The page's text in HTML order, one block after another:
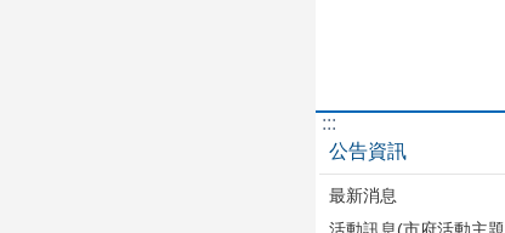
:::
公告資訊
最新消息
活動訊息(市府活動主題